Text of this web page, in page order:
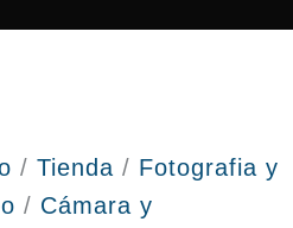
/Tienda / Fotografia y
/ Cámara y